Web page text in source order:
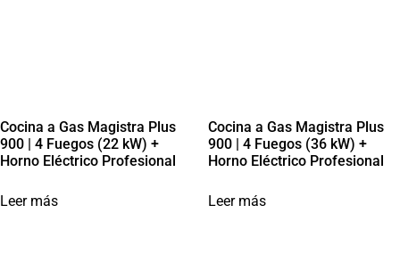
Cocina a Gas Magistra Plus
900 | 4 Fuegos (22 kW) +
Horno Eléctrico Profesional
Leer más
Cocina a Gas Magistra Plus
900 | 4 Fuegos (36 kW) +
Horno Eléctrico Profesional
Leer más